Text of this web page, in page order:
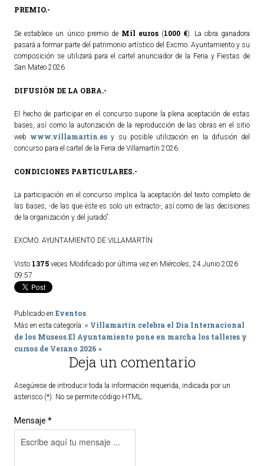
PREMIO.-
Se establece un único premio de Mil euros (1000 €). La obra ganadora
pasará a formar parte del patrimonio artístico del Excmo. Ayuntamiento y su
composición se utilizará para el cartel anunciador de la Feria y Fiestas de
San Mateo 2026.
DIFUSIÓN DE LA OBRA.-
El hecho de participar en el concurso supone la plena aceptación de estas
bases, así como la autorización de la reproducción de las obras en el sitio
web www.villamartin.es y su posible utilización en la difusión del
concurso para el cartel de la Feria de Villamartín 2026.
CONDICIONES PARTICULARES.-
La participación en el concurso implica la aceptación del texto completo de
las bases, -de las que éste es solo un extracto-, así como de las decisiones
de la organización y del jurado”.
EXCMO. AYUNTAMIENTO DE VILLAMARTÍN
Visto 1375 veces Modificado por última vez en Miércoles, 24 Junio 2026
09:57
Publicado en Eventos
Más en esta categoría: « Villamartín celebra el Día Internacional
de los MuseosEl Ayuntamiento pone en marcha los talleres y
cursos de Verano 2026 »
Deja un comentario
Asegúrese de introducir toda la información requerida, indicada por un
asterisco (*). No se permite código HTML.
Mensaje *